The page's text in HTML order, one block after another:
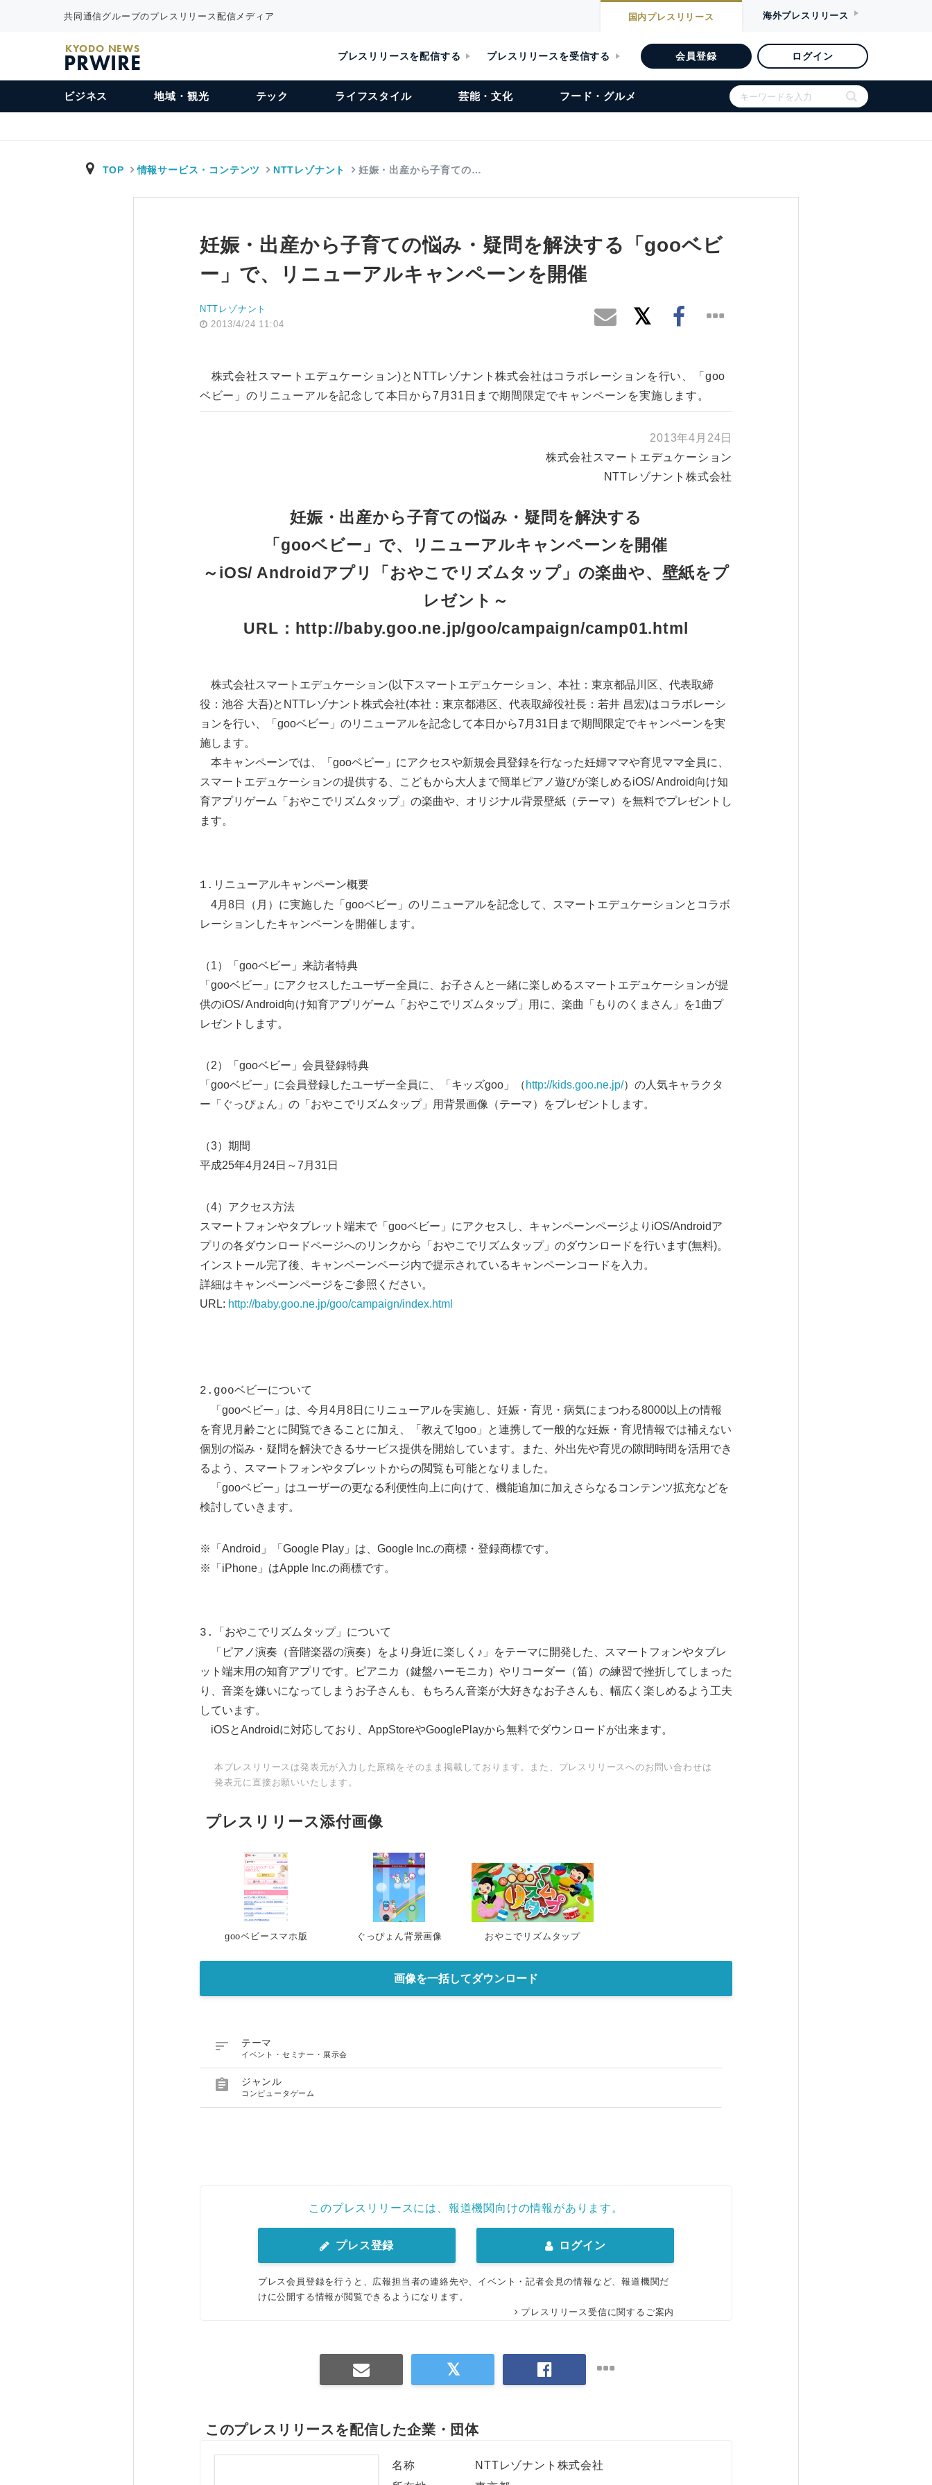
共同通信グループのプレスリリース配信メディア 国内プレスリリース 海外プレスリリース
KYODO NEWS
PRWIRE プレスリリースを配信する プレスリリースを受信する 会員登録 ログイン
ビジネス 地域・観光 テック ライフスタイル 芸能・文化 フード・グルメ
TOP 情報サービス・コンテンツ NTTレゾナント 妊娠・出産から子育ての…
妊娠・出産から子育ての悩み・疑問を解決する「gooベビ
ー」で、リニューアルキャンペーンを開催
NTTレゾナント
2013/4/24 11:04
株式会社スマートエデュケーション)とNTTレゾナント株式会社はコラボレーションを行い、「goo
ベビー」のリニューアルを記念して本日から7月31日まで期間限定でキャンペーンを実施します。
2013年4月24日
株式会社スマートエデュケーション
NTTレゾナント株式会社
妊娠・出産から子育ての悩み・疑問を解決する
「gooベビー」で、リニューアルキャンペーンを開催
～iOS/ Androidアプリ「おやこでリズムタップ」の楽曲や、壁紙をプ
レゼント～
URL： http://baby.goo.ne.jp/goo/campaign/camp01.html
株式会社スマートエデュケーション(以下スマートエデュケーション、本社：東京都品川区、代表取締
役：池谷 大吾)とNTTレゾナント株式会社(本社：東京都港区、代表取締役社長：若井 昌宏)はコラボレーシ
ョンを行い、「gooベビー」のリニューアルを記念して本日から7月31日まで期間限定でキャンペーンを実
施します。
本キャンペーンでは、「gooベビー」にアクセスや新規会員登録を行なった妊婦ママや育児ママ全員に、
スマートエデュケーションの提供する、こどもから大人まで簡単ピアノ遊びが楽しめるiOS/ Android向け知
育アプリゲーム「おやこでリズムタップ」の楽曲や、オリジナル背景壁紙（テーマ）を無料でプレゼントし
ます。
1.リニューアルキャンペーン概要
4月8日（月）に実施した「gooベビー」のリニューアルを記念して、スマートエデュケーションとコラボ
レーションしたキャンペーンを開催します。
（1）「gooベビー」来訪者特典
「gooベビー」にアクセスしたユーザー全員に、お子さんと一緒に楽しめるスマートエデュケーションが提
供のiOS/ Android向け知育アプリゲーム「おやこでリズムタップ」用に、楽曲「もりのくまさん」を1曲プ
レゼントします。
（2）「gooベビー」会員登録特典
「gooベビー」に会員登録したユーザー全員に、「キッズgoo」（ http://kids.goo.ne.jp/）の人気キャラクタ
ー「ぐっぴょん」の「おやこでリズムタップ」用背景画像（テーマ）をプレゼントします。
（3）期間
平成25年4月24日～7月31日
（4）アクセス方法
スマートフォンやタブレット端末で「gooベビー」にアクセスし、キャンペーンページよりiOS/Androidア
プリの各ダウンロードページへのリンクから「おやこでリズムタップ」のダウンロードを行います(無料)。
インストール完了後、キャンペーンページ内で提示されているキャンペーンコードを入力。
詳細はキャンペーンページをご参照ください。
URL: http://baby.goo.ne.jp/goo/campaign/index.html
2.gooベビーについて
「gooベビー」は、今月4月8日にリニューアルを実施し、妊娠・育児・病気にまつわる8000以上の情報
を育児月齢ごとに閲覧できることに加え、「教えて!goo」と連携して一般的な妊娠・育児情報では補えない
個別の悩み・疑問を解決できるサービス提供を開始しています。また、外出先や育児の隙間時間を活用でき
るよう、スマートフォンやタブレットからの閲覧も可能となりました。
「gooベビー」はユーザーの更なる利便性向上に向けて、機能追加に加えさらなるコンテンツ拡充などを
検討していきます。
※「Android」「Google Play」は、Google Inc.の商標・登録商標です。
※「iPhone」はApple Inc.の商標です。
3.「おやこでリズムタップ」について
「ピアノ演奏（音階楽器の演奏）をより身近に楽しく♪」をテーマに開発した、スマートフォンやタブレ
ット端末用の知育アプリです。ピアニカ（鍵盤ハーモニカ）やリコーダー（笛）の練習で挫折してしまった
り、音楽を嫌いになってしまうお子さんも、もちろん音楽が大好きなお子さんも、幅広く楽しめるよう工夫
しています。
iOSとAndroidに対応しており、AppStoreやGooglePlayから無料でダウンロードが出来ます。
本プレスリリースは発表元が入力した原稿をそのまま掲載しております。また、プレスリリースへのお問い合わせは
発表元に直接お願いいたします。
プレスリリース添付画像
gooベビースマホ版 ぐっぴょん背景画像 おやこでリズムタップ
画像を一括してダウンロード
 テーマ
イベント・セミナー・展示会
 ジャンル
コンピュータゲーム
このプレスリリースには、報道機関向けの情報があります。
プレス登録 ログイン
プレス会員登録を行うと、広報担当者の連絡先や、イベント・記者会見の情報など、報道機関だ
けに公開する情報が閲覧できるようになります。
プレスリリース受信に関するご案内
このプレスリリースを配信した企業・団体
名称
NTTレゾナント株式会社
English